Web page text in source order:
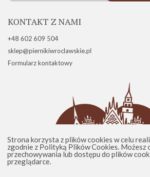
Strona korzysta z plików cookies w celu
zgodnie z Polityką Plików Cookies. Możesz
przechowywania lub dostępu do plików
przeglądarce.
KONTAKT Z NAMI
+48 602 609 504
sklep@piernikiwroclawskie.pl
Formularz kontaktowy